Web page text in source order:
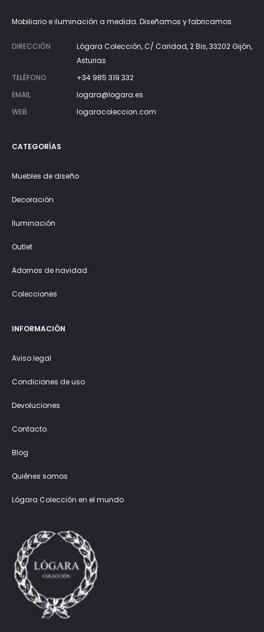
Mobiliario e iluminación a medida. Diseñamos y fabricamos
DIRECCIÓN
Lógara Colección, C/ Caridad, 2 Bis, 33202 Gijón,
Asturias
TELÉFONO
+34 985 319 332
EMAIL
logara@logara.es
WEB
logaracoleccion.com
CATEGORÍAS
Muebles de diseño
Decoración
Iluminación
Outlet
Adornos de navidad
Colecciones
INFORMACIÓN
Aviso legal
Condiciones de uso
Devoluciones
Contacto
Blog
Quiénes somos
Lógara Colección en el mundo